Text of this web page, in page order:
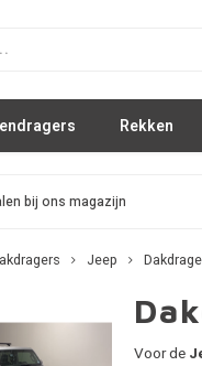
Rekken
bij ons magazijn
Jeep
Voor de